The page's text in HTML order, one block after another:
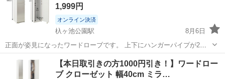
1,999円
オンライン決済
杁ヶ池公園駅
8月6日
正面が姿見になったワードローブです。 上下にハンガーパイプが2本
あり、衣類を無駄なく収納できます。 背面化粧を施しており、お部屋
の間仕切りとしても活躍します。 ■商品サイズ 本体 幅40×奥行54.5×
愛知 長久手市 杁ヶ池公園駅 収納家具
【本日取引きの方1000円引き！】ワードロー
ブ クローゼット 幅40cm ミラ…